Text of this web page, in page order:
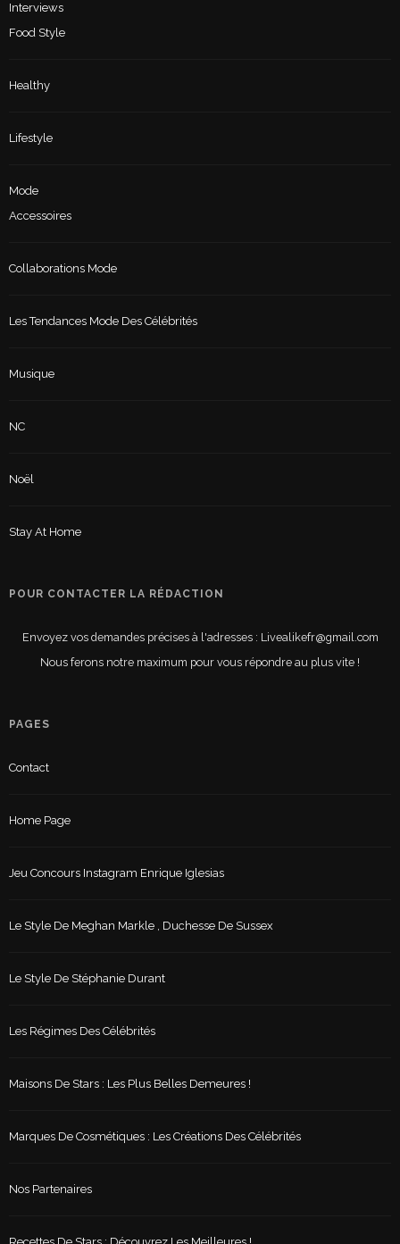
Interviews
Food Style
Healthy
Lifestyle
Mode
Accessoires
Collaborations Mode
Les Tendances Mode Des Célébrités
Musique
NC
Noël
Stay At Home
POUR CONTACTER LA RÉDACTION
Envoyez vos demandes précises à l'adresses : Livealikefr@gmail.com
Nous ferons notre maximum pour vous répondre au plus vite !
PAGES
Contact
Home Page
Jeu Concours Instagram Enrique Iglesias
Le Style De Meghan Markle , Duchesse De Sussex
Le Style De Stéphanie Durant
Les Régimes Des Célébrités
Maisons De Stars : Les Plus Belles Demeures !
Marques De Cosmétiques : Les Créations Des Célébrités
Nos Partenaires